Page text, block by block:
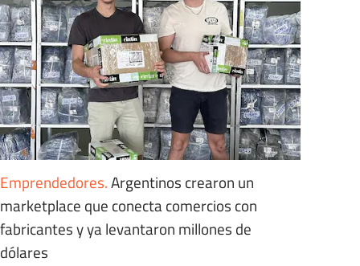
Emprendedores.Argentinos crearon un
marketplace que conecta comercios con
fabricantes y ya levantaron millones de
dólares